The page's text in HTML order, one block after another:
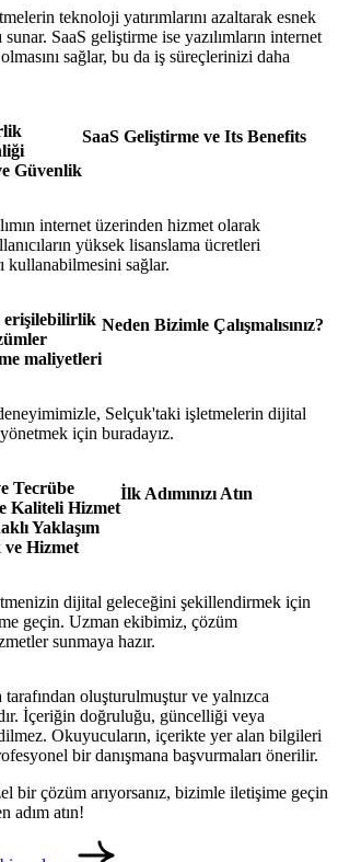
teknoloji yatırımlarını azaltarak esnek
SaaS geliştirme ise yazılımların internet
sağlar, bu da iş süreçlerinizi daha
Güvenlik
SaaS Geliştirme ve Its Benefits
internet üzerinden hizmet olarak
yüksek lisanslama ücretleri
kullanabilmesini sağlar.
erişilebilirlik
maliyetleri
Neden Bizimle Çalışmalısınız?
Selçuk'taki işletmelerin dijital
için buradayız.
Tecrübe
Kaliteli Hizmet
Yaklaşım
ve Hizmet
İlk Adımınızı Atın
dijital geleceğini şekillendirmek için
geçin. Uzman ekibimiz, çözüm
sunmaya hazır.
oluşturulmuştur ve yalnızca
İçeriğin doğruluğu, güncelliği veya
Okuyucuların, içerikte yer alan bilgileri
bir danışmana başvurmaları önerilir.
bir çözüm arıyorsanız, bizimle iletişime geçin
adım atın!